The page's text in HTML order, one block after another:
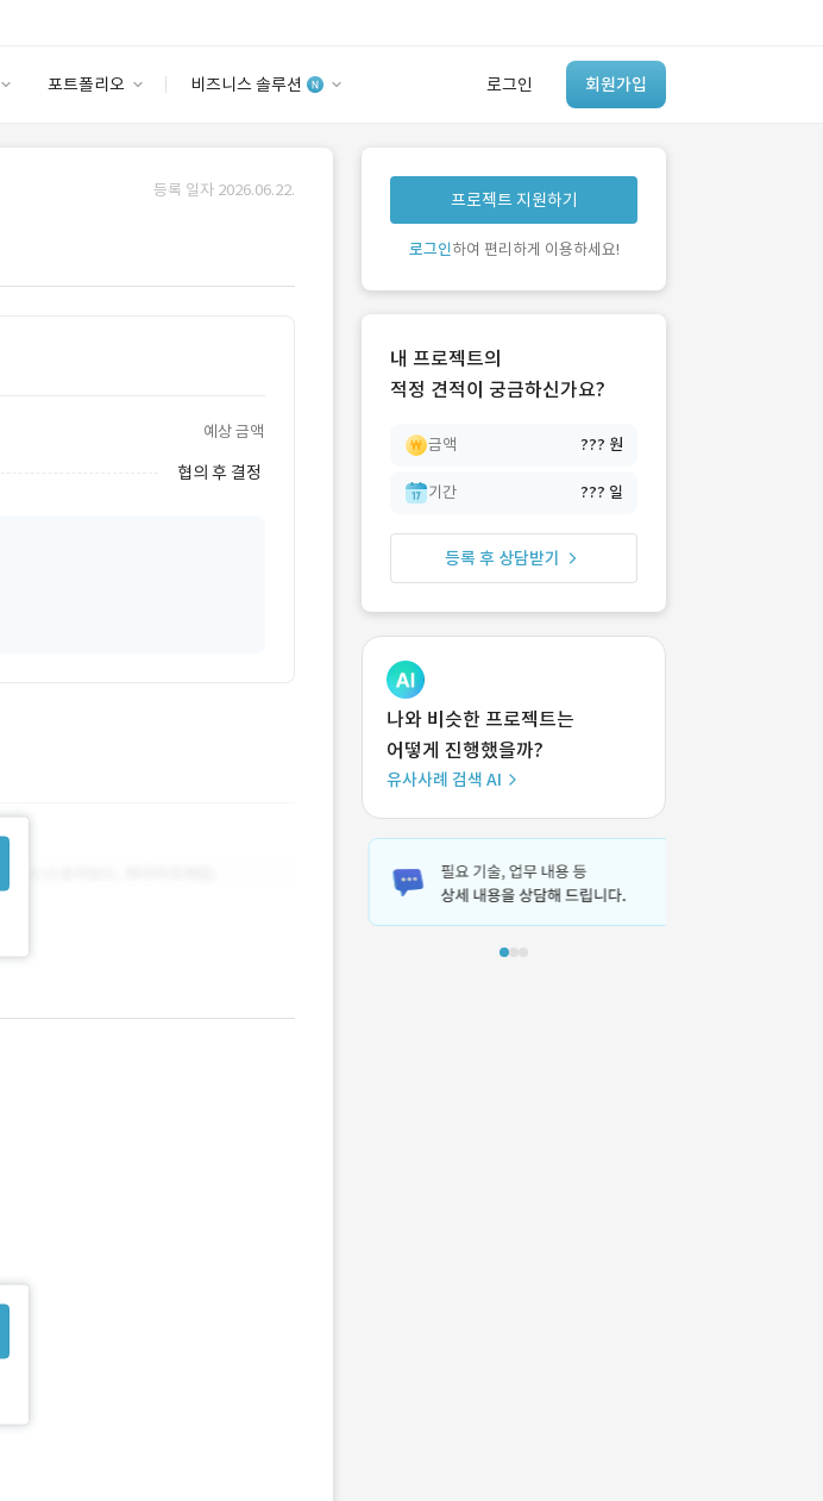
포트폴리오 비즈니스 솔루션 로그인 회원가입
안심 코드 케어
유사사례 검색 AI
‘이런 거’ 만들어본
개발 회사 있어?
등록 일자 2026.06.22.
예상 금액
협의 후 결정
프로젝트 지원하기
로그인하여 편리하게 이용하세요!
내 프로젝트의
적정 견적이 궁금하신가요?
금액 ??? 원
기간 ??? 일
등록 후 상담받기
나와 비슷한 프로젝트는
어떻게 진행했을까?
유사사례 검색 AI